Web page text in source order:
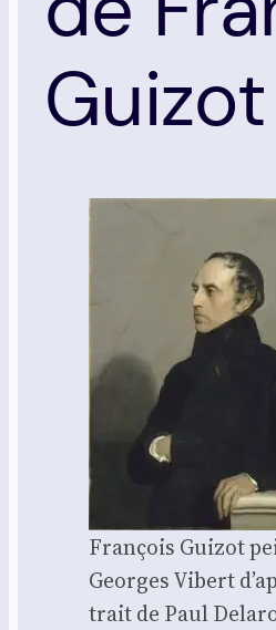
Guizot
Fran­çois Gui­zot
Georges Vibert
trait de Paul